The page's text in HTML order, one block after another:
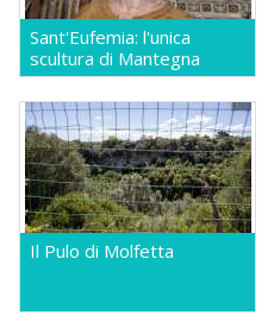
Sant'Eufemia: l'unica
scultura di Mantegna
Il Pulo di Molfetta